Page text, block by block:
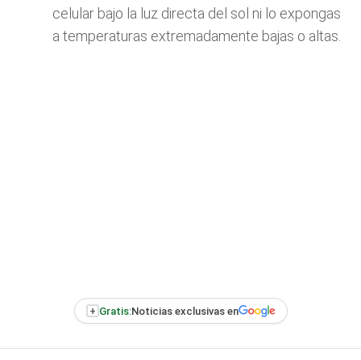
celular bajo la luz directa del sol ni lo expongas
a temperaturas extremadamente bajas o altas.
+ Gratis:Noticias exclusivas en